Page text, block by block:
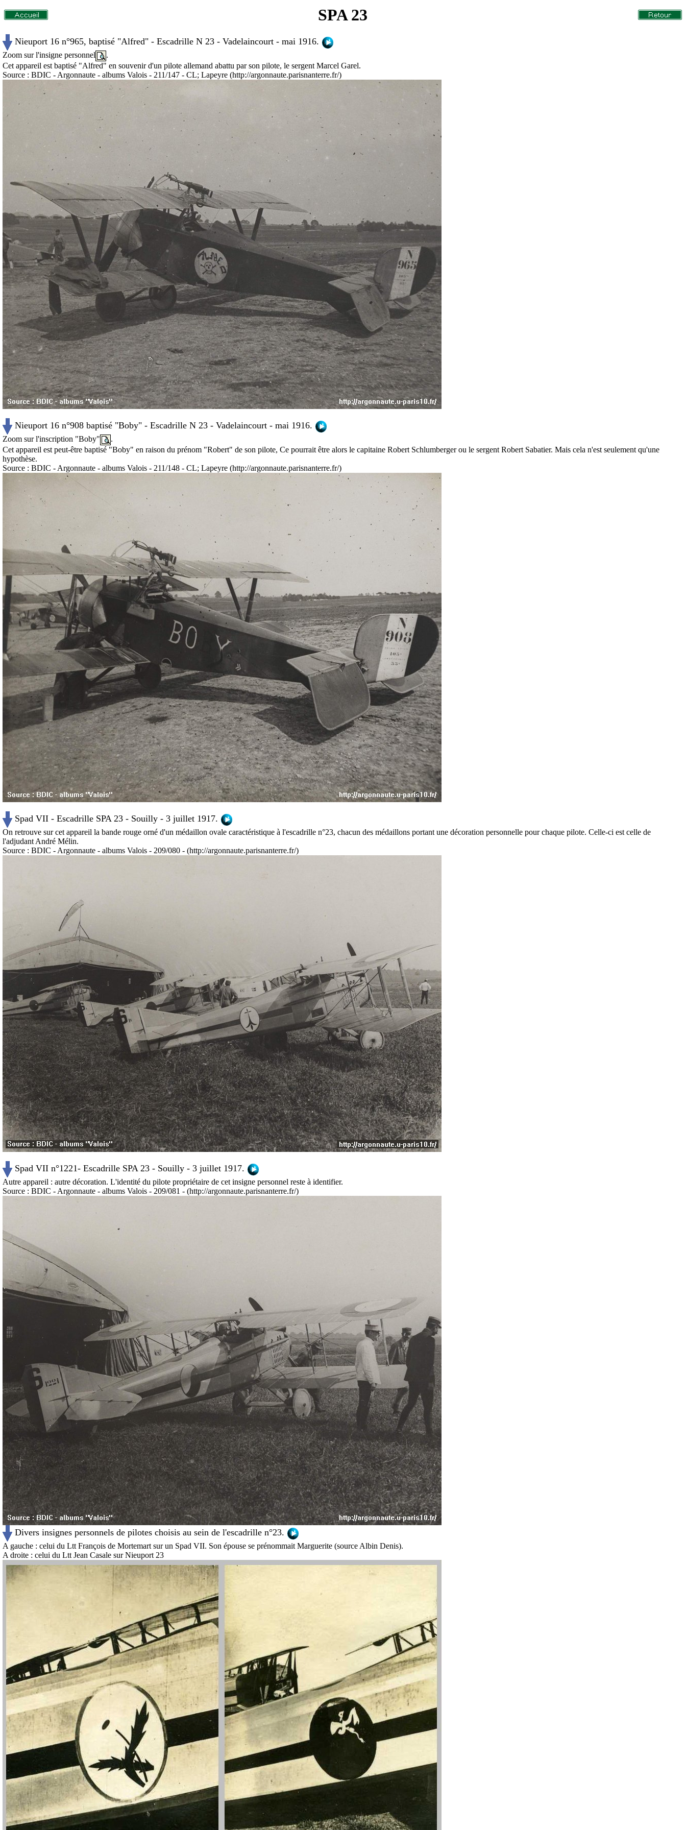
SPA 23
Nieuport 16 n°965, baptisé "Alfred" - Escadrille N 23 - Vadelaincourt - mai 1916.
Zoom sur l'insigne personnel
.
Cet appareil est baptisé "Alfred" en souvenir d'un pilote allemand abattu par son pilote, le sergent Marcel Garel.
Source : BDIC - Argonnaute - albums Valois - 211/147 - CL; Lapeyre (http://argonnaute.parisnanterre.fr/)
Nieuport 16 n°908 baptisé "Boby" - Escadrille N 23 - Vadelaincourt - mai 1916.
Zoom sur l'inscription "Boby"
.
Cet appareil est peut-être baptisé "Boby" en raison du prénom "Robert" de son pilote, Ce pourrait être alors le capitaine Robert Schlumberger ou le sergent Robert Sabatier. Mais cela n'est seulement qu'une
hypothèse.
Source : BDIC - Argonnaute - albums Valois - 211/148 - CL; Lapeyre (http://argonnaute.parisnanterre.fr/)
Spad VII - Escadrille SPA 23 - Souilly - 3 juillet 1917.
On retrouve sur cet appareil la bande rouge orné d'un médaillon ovale caractéristique à l'escadrille n°23, chacun des médaillons portant une décoration personnelle pour chaque pilote. Celle-ci est celle de
l'adjudant André Mélin.
Source : BDIC - Argonnaute - albums Valois - 209/080 - (http://argonnaute.parisnanterre.fr/)
Spad VII n°1221- Escadrille SPA 23 - Souilly - 3 juillet 1917.
Autre appareil : autre décoration. L'identité du pilote propriétaire de cet insigne personnel reste à identifier.
Source : BDIC - Argonnaute - albums Valois - 209/081 - (http://argonnaute.parisnanterre.fr/)
Divers insignes personnels de pilotes choisis au sein de l'escadrille n°23.
A gauche : celui du Ltt François de Mortemart sur un Spad VII. Son épouse se prénommait Marguerite (source Albin Denis).
A droite : celui du Ltt Jean Casale sur Nieuport 23